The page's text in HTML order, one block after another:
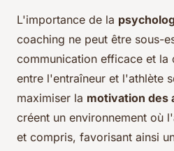
L'importance de la
coaching ne peut être sous-
communication efficace et la
entre l'entraîneur et l'athlète
maximiser la motivation des
créent un environnement où
et compris, favorisant ainsi